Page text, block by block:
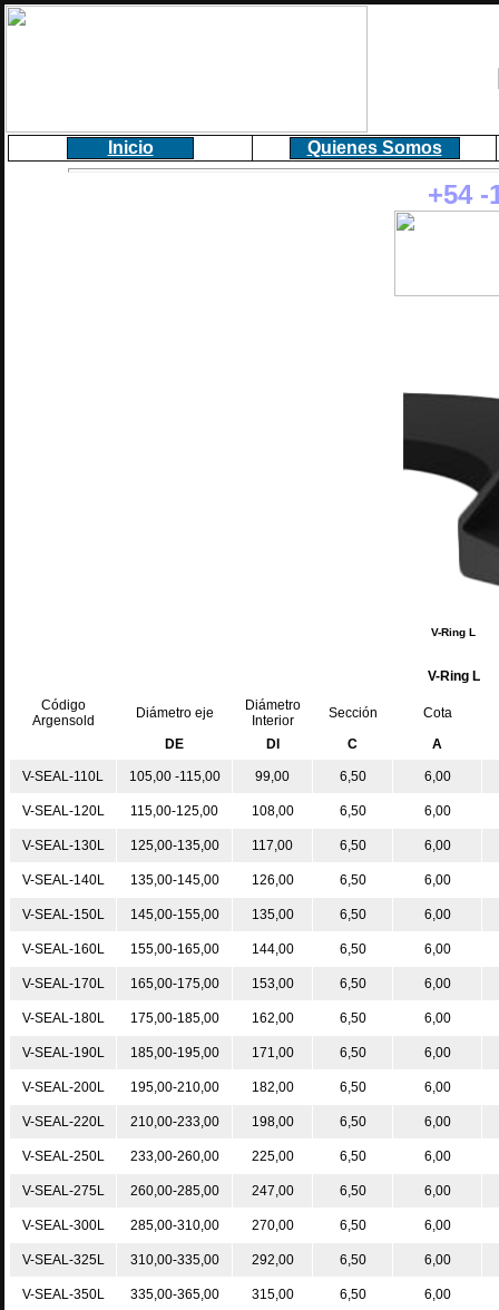
Inicio Quienes Somos
+54 -
V-Ring L
Código
Argensold
Diámetro eje
Diámetro
Interior
Sección
Cota
DE
DI C A
V-SEAL-110L 105,00 -115,00 99,00 6,50 6,00
V-SEAL-120L 115,00-125,00 108,00 6,50 6,00
V-SEAL-130L 125,00-135,00 117,00 6,50 6,00
V-SEAL-140L 135,00-145,00 126,00 6,50 6,00
V-SEAL-150L 145,00-155,00 135,00 6,50 6,00
V-SEAL-160L 155,00-165,00 144,00 6,50 6,00
V-SEAL-170L 165,00-175,00 153,00 6,50 6,00
V-SEAL-180L 175,00-185,00 162,00 6,50 6,00
V-SEAL-190L 185,00-195,00 171,00 6,50 6,00
V-SEAL-200L 195,00-210,00 182,00 6,50 6,00
V-SEAL-220L 210,00-233,00 198,00 6,50 6,00
V-SEAL-250L 233,00-260,00 225,00 6,50 6,00
V-SEAL-275L 260,00-285,00 247,00 6,50 6,00
V-SEAL-300L 285,00-310,00 270,00 6,50 6,00
V-SEAL-325L 310,00-335,00 292,00 6,50 6,00
V-SEAL-350L 335,00-365,00 315,00 6,50 6,00